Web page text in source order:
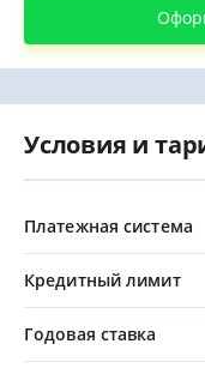
Условия и
Платежная система
Кредитный лимит
Годовая ставка